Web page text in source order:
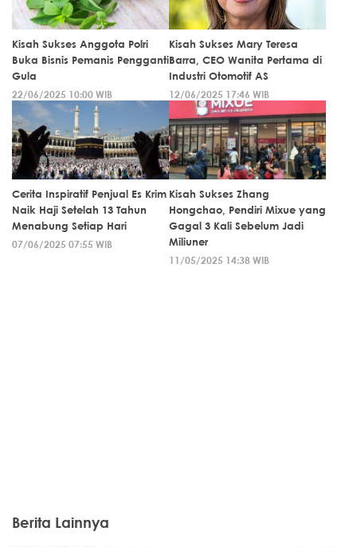
Kisah Sukses Anggota Polri
Buka Bisnis Pemanis Pengganti
Gula
22/06/2025 10:00 WIB
Kisah Sukses Mary Teresa
Barra, CEO Wanita Pertama di
Industri Otomotif AS
12/06/2025 17:46 WIB
Cerita Inspiratif Penjual Es Krim
Naik Haji Setelah 13 Tahun
Menabung Setiap Hari
07/06/2025 07:55 WIB
Kisah Sukses Zhang
Hongchao, Pendiri Mixue yang
Gagal 3 Kali Sebelum Jadi
Miliuner
11/05/2025 14:38 WIB
Berita Lainnya